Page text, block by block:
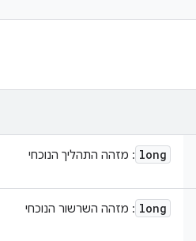
long : מזהה התהליך הנוכחי
long : מזהה השרשור הנוכחי